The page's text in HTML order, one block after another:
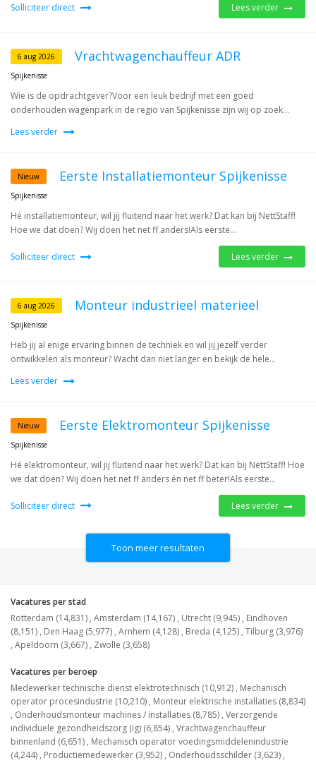
Solliciteer direct Lees verder
6 aug 2026 Vrachtwagenchauffeur ADR
Spijkenisse
Wie is de opdrachtgever?Voor een leuk bedrijf met een goed
onderhouden wagenpark in de regio van Spijkenisse zijn wij op zoek...
Lees verder
Nieuw Eerste Installatiemonteur Spijkenisse
Spijkenisse
Hé installatiemonteur, wil jij fluitend naar het werk? Dat kan bij NettStaff!
Hoe we dat doen? Wij doen het net ff anders!Als eerste...
Solliciteer direct Lees verder
6 aug 2026 Monteur industrieel materieel
Spijkenisse
Heb jij al enige ervaring binnen de techniek en wil jij jezelf verder
ontwikkelen als monteur? Wacht dan niet langer en bekijk de hele...
Lees verder
Nieuw Eerste Elektromonteur Spijkenisse
Spijkenisse
Hé elektromonteur, wil jij fluitend naar het werk? Dat kan bij NettStaff! Hoe
we dat doen? Wij doen het net ff anders én net ff beter!Als eerste...
Solliciteer direct Lees verder
Toon meer resultaten
Vacatures per stad
Rotterdam (14,831) , Amsterdam (14,167) , Utrecht (9,945) , Eindhoven
(8,151) , Den Haag (5,977) , Arnhem (4,128) , Breda (4,125) , Tilburg (3,976)
, Apeldoorn (3,667) , Zwolle (3,658)
Vacatures per beroep
Medewerker technische dienst elektrotechnisch (10,912) , Mechanisch
operator procesindustrie (10,210) , Monteur elektrische installaties (8,834)
, Onderhoudsmonteur machines / installaties (8,785) , Verzorgende
individuele gezondheidszorg (ig) (6,854) , Vrachtwagenchauffeur
binnenland (6,651) , Mechanisch operator voedingsmiddelenindustrie
(4,244) , Productiemedewerker (3,952) , Onderhoudsschilder (3,623) ,